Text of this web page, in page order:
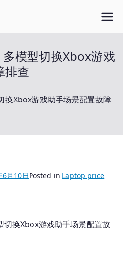
模型切换Xbox游戏
排查
换Xbox游戏助手场景配置故障
6月10日Posted in Laptop price
换Xbox游戏助手场景配置故